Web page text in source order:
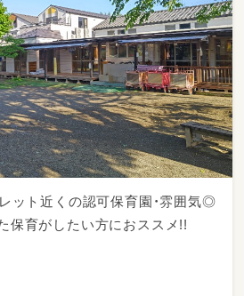
レット近くの認可保育園・雰囲気◎
保育がしたい方におススメ!!